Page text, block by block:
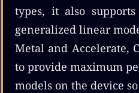
types, it also
generalized linear
Metal and Accelerate,
to provide maximum
models on the device